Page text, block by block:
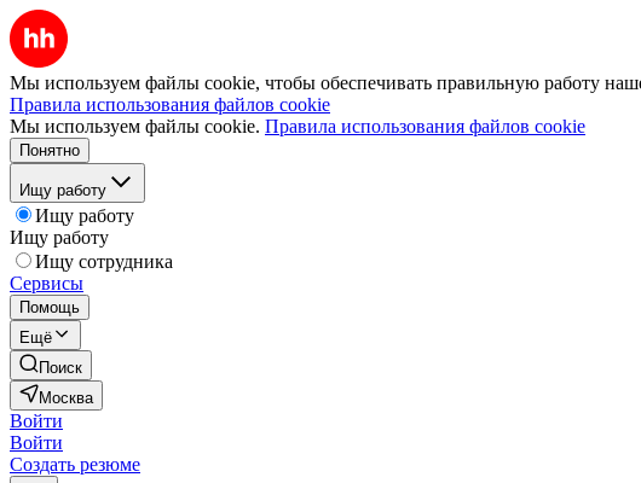
Мы используем файлы cookie, чтобы обеспечивать правильную работу
Правила использования файлов cookie
Мы используем файлы cookie. Правила использования файлов cookie
Понятно
Ищу работу
Ищу работу
Ищу работу
Ищу сотрудника
Сервисы
Помощь
Ещё
Поиск
Москва
Войти
Войти
Создать резюме